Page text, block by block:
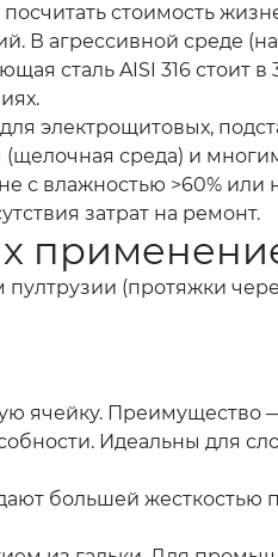
стоимость
В агрессивной среде
сталь AISI 316 стоит
электрощитовых,
(щелочная среда) и
с влажностью >60%
затрат на ремонт.
(протяжки
ячейку. Преимущество
Идеальны для
большей жесткостью